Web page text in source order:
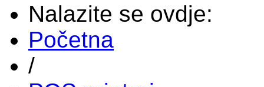
Nalazite se ovdje:
Početna
/